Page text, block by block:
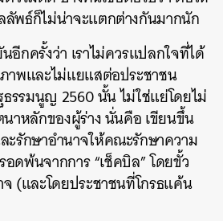
พธ์ก็ไม่น่าจะแตกต่างกันมากนัก
อีกครั้งว่า เราไม่ควรแปลกใจที่ได้
าพและไม่แยแสต่อประชาชน
ธรรมนูญ 2560 นั้น ไม่ใช่แย่โดยไม่
าหลักของผู้ร่าง นั่นคือ เขียนขึ้น
ะรักษาอำนาจให้คณะรักษาความ
ดพ้นจากการ “เช็คบิล” โดยขั้ว
(และโดยประชาชนที่โกรธแค้น